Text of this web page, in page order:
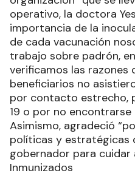
operativo, la doctora
importancia de la
de cada vacunación
trabajo sobre padrón,
verificamos las razones
beneficiarios no
por contacto estrecho,
19 o por no encontrarse
Asimismo, agradeció
políticas y estratégicas
gobernador para cuidar
Inmunizados